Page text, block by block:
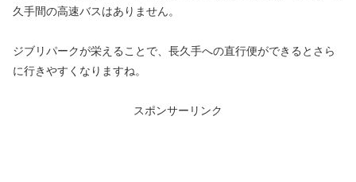
久手間の高速バスはありません。
ジブリパークが栄えることで、長久手への直行便ができるとさら
に行きやすくなりますね。
スポンサーリンク